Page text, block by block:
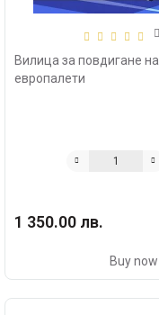
Вилица за повдигане на
европалети
1 350.00 лв.
Buy now